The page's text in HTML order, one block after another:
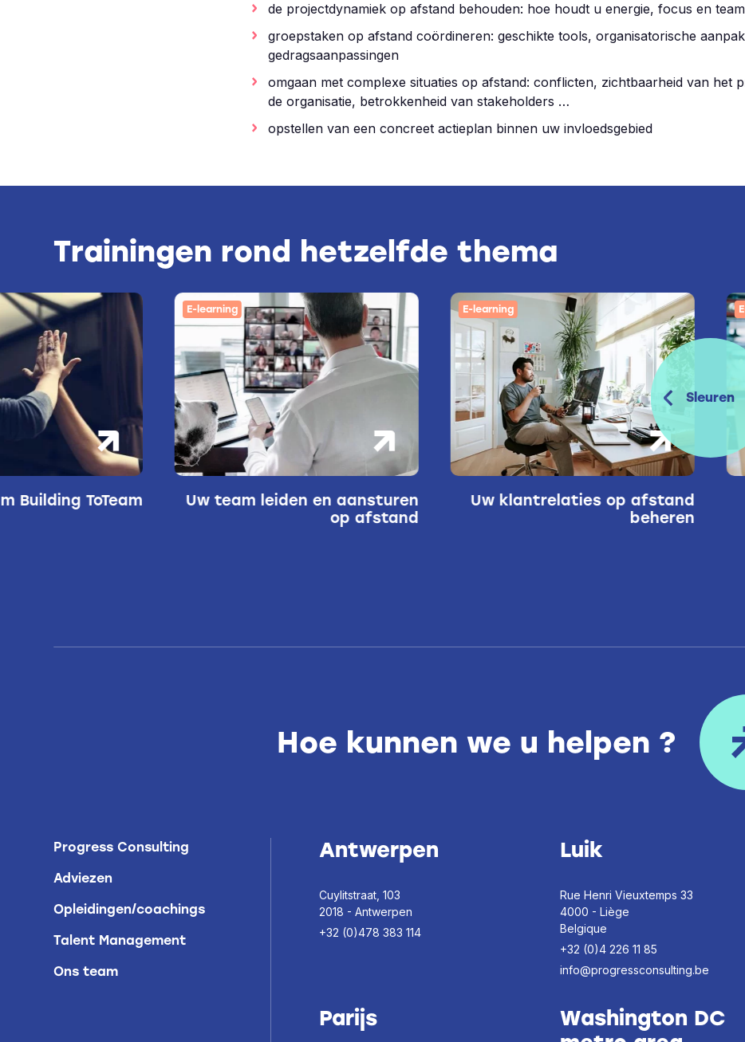
de projectdynamiek op afstand behouden: hoe houdt u energie, focus en
groepstaken op afstand coördineren: geschikte tools, organisatorische
gedragsaanpassingen
omgaan met complexe situaties op afstand: conflicten, zichtbaarheid van het
de organisatie, betrokkenheid van stakeholders …
opstellen van een concreet actieplan binnen uw invloedsgebied
Trainingen rond hetzelfde thema
Building ToTeam
E-learning
Uw team leiden en aansturen
op afstand
E-learning
Uw klantrelaties op afstand
beheren
Sleuren
Hoe kunnen we u helpen ?
Progress Consulting
Adviezen
Opleidingen/coachings
Talent Management
Ons team
Antwerpen
Cuylitstraat, 103
2018 - Antwerpen
+32 (0)478 383 114
Luik
Rue Henri Vieuxtemps 33
4000 - Liège
Belgique
+32 (0)4 226 11 85
info@progressconsulting.be
Parijs
Washington DC